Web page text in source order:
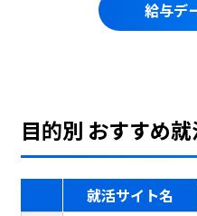
給与デ
目的別 おすすめ
就活サイト名